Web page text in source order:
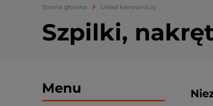
Strona główna Układ kierowniczy
Szpilki,
Menu